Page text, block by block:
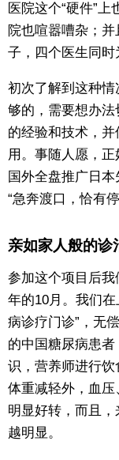
医院这个“硬件”
院也喧嚣嘈杂；
子，四个医生同时
初次了解到这种
够的，需要想办
的经验和技术，并
用。事随人愿，
国外全盘推广日
“急奔渡口，恰有
亲如家人般的诊
参加这个项目后
年的10月。我们
病诊疗门诊”，无
的中国糖尿病患
识，营养师进行
体重减轻外，血
明显好转，而且
越明显。